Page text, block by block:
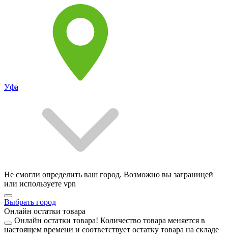
Уфа
Не смогли определить ваш город. Возможно вы заграницей
или используете vpn
Выбрать город
Онлайн остатки товара
Онлайн остатки товара! Количество товара меняется в
настоящем времени и соответствует остатку товара на складе